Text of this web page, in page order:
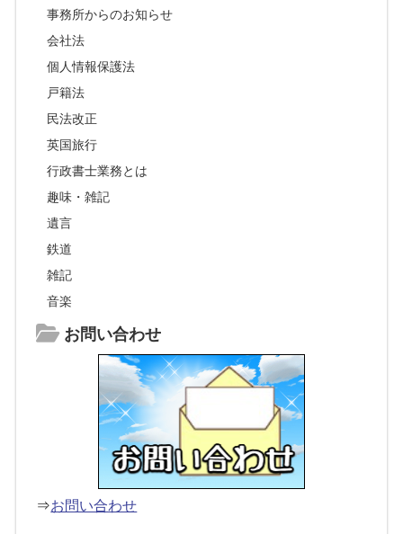
事務所からのお知らせ
会社法
個人情報保護法
戸籍法
民法改正
英国旅行
行政書士業務とは
趣味・雑記
遺言
鉄道
雑記
音楽
お問い合わせ
⇒お問い合わせ